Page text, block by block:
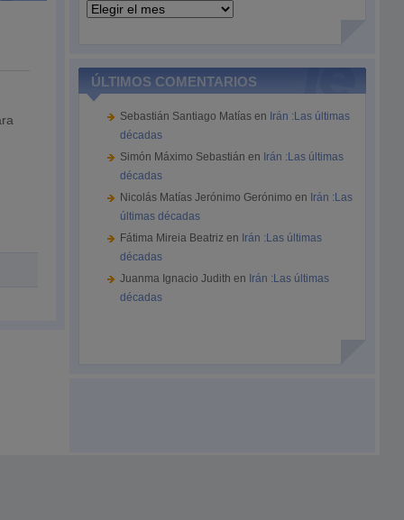
Archivos
ÚLTIMOS COMENTARIOS
Sebastián Santiago Matías en Irán :Las últimas
décadas
Simón Máximo Sebastián en Irán :Las últimas
décadas
Nicolás Matías Jerónimo Gerónimo en Irán :Las
últimas décadas
Fátima Mireia Beatriz en Irán :Las últimas
décadas
Juanma Ignacio Judith en Irán :Las últimas
décadas